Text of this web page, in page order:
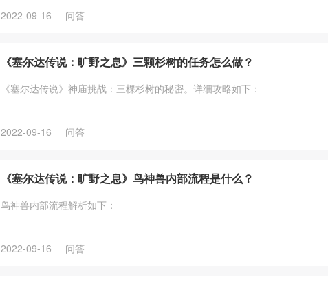
2022-09-16 问答
《塞尔达传说：旷野之息》三颗杉树的任务怎么做？
《塞尔达传说》神庙挑战：三棵杉树的秘密。详细攻略如下：
2022-09-16 问答
《塞尔达传说：旷野之息》鸟神兽内部流程是什么？
鸟神兽内部流程解析如下：
2022-09-16 问答